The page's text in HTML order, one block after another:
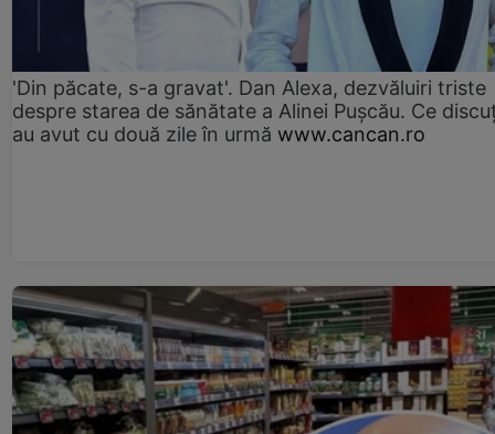
'Din păcate, s-a gravat'. Dan Alexa, dezvăluiri triste
despre starea de sănătate a Alinei Pușcău. Ce
au avut cu două zile în urmă www.cancan.ro